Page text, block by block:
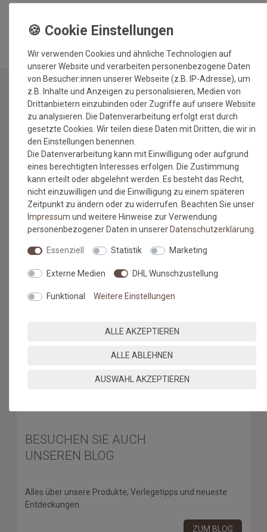
WIDERRUFEN BESTÄTIGEN
NEWSLETTER
Jetzt anmelden: Profitieren Sie von aktuellen Angeboten
und erfahren Sie von den neuesten Produkten als
erstes.*
VORNAME NACHNAME
E-MAIL **
Newsletter
Honig
Hiermit bestätige ich, dass ich dieDaten­schutz­erklärung
habe. Meine Einwilligung kann ich jederzeit widerrufen.**
* Mit der Anmeldung für den Newsletter erklären Sie sich damit
Sortiment per E-Mail zuschicken. Den Newsletter können Sie jederzeit
BESUCHEN SIE AUCH
UNSEREN BLOG
Alles über unsere Produkte, Verlegetipps und neueste
Entdeckungen.
ZUM BLOG
Wir verwenden Cookies und ähnliche Technologien auf
unserer Website und verarbeiten personenbezogene Daten
von Besucher:innen unserer Webseite (z.B. IP-Adresse), um
z.B. Inhalte und Anzeigen zu personalisieren, Medien von
Drittanbietern einzubinden oder Zugriffe auf unsere Website
zu analysieren. Die Datenverarbeitung erfolgt erst durch
gesetzte Cookies. Wir teilen diese Daten mit Dritten, die wir in
den Einstellungen benennen.
Die Datenverarbeitung kann mit Einwilligung oder aufgrund
eines berechtigten Interesses erfolgen. Die Zustimmung
kann erteilt oder abgelehnt werden. Es besteht das Recht,
nicht einzuwilligen und die Einwilligung zu einem späteren
Zeitpunkt zu ändern oder zu widerrufen. Beachten Sie unser
Impressum und weitere Hinweise zur Verwendung
personenbezogener Daten in unserer Daten­schutz­erklärung
Essenziell Statistik Marketing
Externe Medien DHL Wunschzustellung
Funktional Weitere Einstellungen
ALLE AKZEPTIEREN
ALLE ABLEHNEN
AUSWAHL AKZEPTIEREN